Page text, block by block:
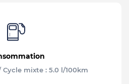
mixte : 5.0 l/100km